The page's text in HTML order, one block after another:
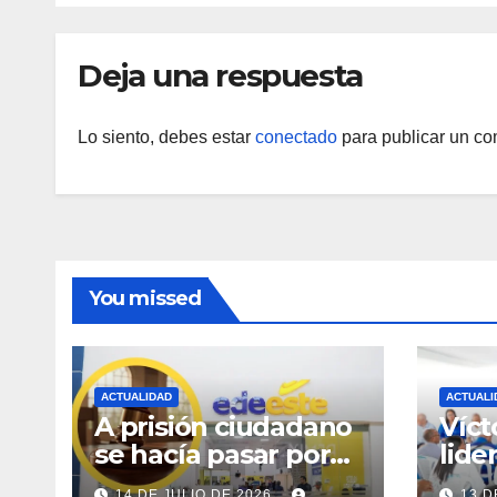
Deja una respuesta
Lo siento, debes estar conectado para publicar un
You missed
ACTUALIDAD
A prisión ciudadano
se hacía pasar por
técnico de Edeeste